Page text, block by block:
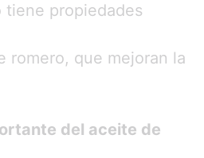
tiene propiedades
romero, que mejoran la
del aceite de